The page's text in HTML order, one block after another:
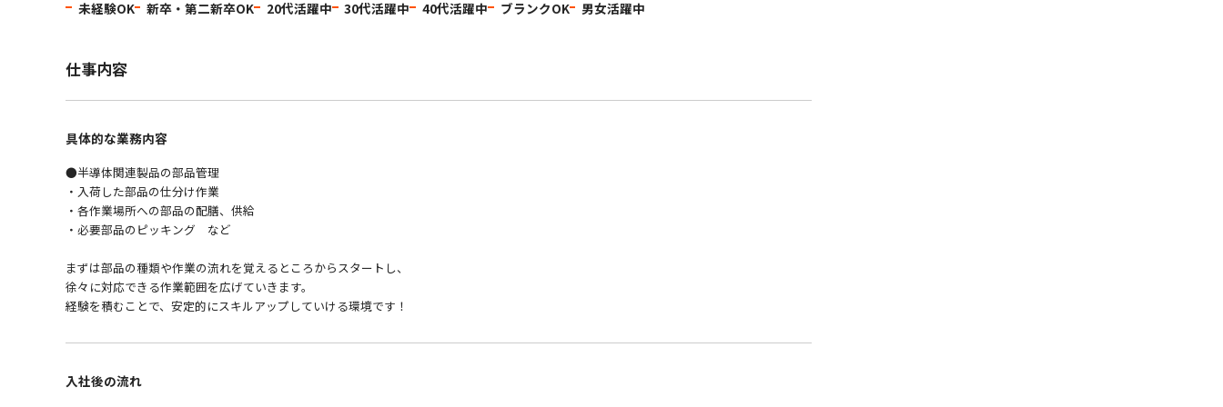
未経験OK 新卒・第二新卒OK 20代活躍中 30代活躍中 40代活躍中 ブランクOK 男女活躍中
仕事内容
具体的な業務内容
●半導体関連製品の部品管理
・入荷した部品の仕分け作業
・各作業場所への部品の配膳、供給
・必要部品のピッキング など
まずは部品の種類や作業の流れを覚えるところからスタートし、
徐々に対応できる作業範囲を広げていきます。
経験を積むことで、安定的にスキルアップしていける環境です！
入社後の流れ